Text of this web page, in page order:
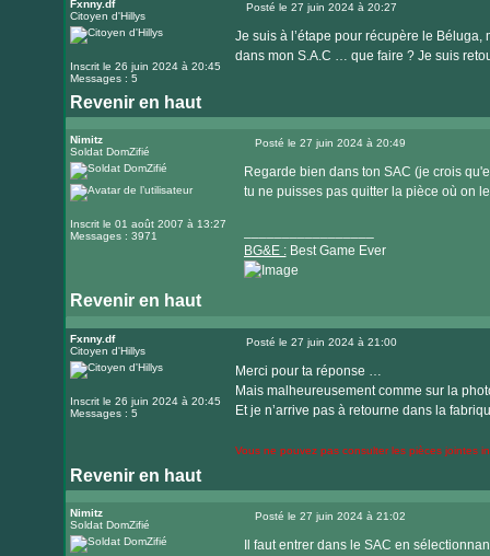
Fxnny.df
Citoyen d'Hillys
Inscrit le 26 juin 2024 à 20:45
Messages : 5
Posté le 27 juin 2024 à 20:27
Je suis à l’étape pour récupère le
dans mon S.A.C … que faire ? Je suis
Revenir en haut
Nimitz
Soldat DomZifié
Inscrit le 01 août 2007 à 13:27
Messages : 3971
Posté le 27 juin 2024 à 20:49
Regarde bien dans ton SAC (je crois
tu ne puisses pas quitter la pièce où on
BG&E :Best Game Ever
Revenir en haut
le
internet
Fxnny.df
Citoyen d'Hillys
Inscrit le 26 juin 2024 à 20:45
Messages : 5
Posté le 27 juin 2024 à 21:00
Merci pour ta réponse …
Mais malheureusement comme sur la
Et je n’arrive pas à retourne dans la
Vous ne pouvez pas consulter les pièces jointes
Revenir en haut
Nimitz
Soldat DomZifié
Posté le 27 juin 2024 à 21:02
Il faut entrer dans le SAC en